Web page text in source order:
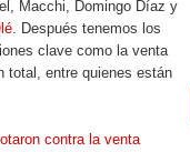
Macchi, Domingo Díaz y
. Después tenemos los
clave como la venta
total, entre quienes están
contra la venta